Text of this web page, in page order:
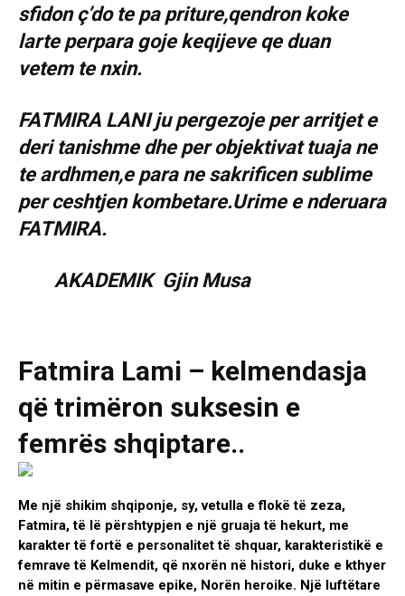
sfidon ç’do te pa priture,qendron koke
larte perpara goje keqijeve qe duan
vetem te nxin.
FATMIRA LANI ju pergezoje per arritjet e
deri tanishme dhe per objektivat tuaja ne
te ardhmen,e para ne sakrificen sublime
per ceshtjen kombetare.Urime e nderuara
FATMIRA.
AKADEMIK Gjin Musa
Fatmira Lami – kelmendasja
që trimëron suksesin e
femrës shqiptare..
Me një shikim shqiponje, sy, vetulla e flokë të zeza,
Fatmira, të lë përshtypjen e një gruaja të hekurt, me
karakter të fortë e personalitet të shquar, karakteristikë e
femrave të Kelmendit, që nxorën në histori, duke e kthyer
në mitin e përmasave epike, Norën heroike. Një luftëtare